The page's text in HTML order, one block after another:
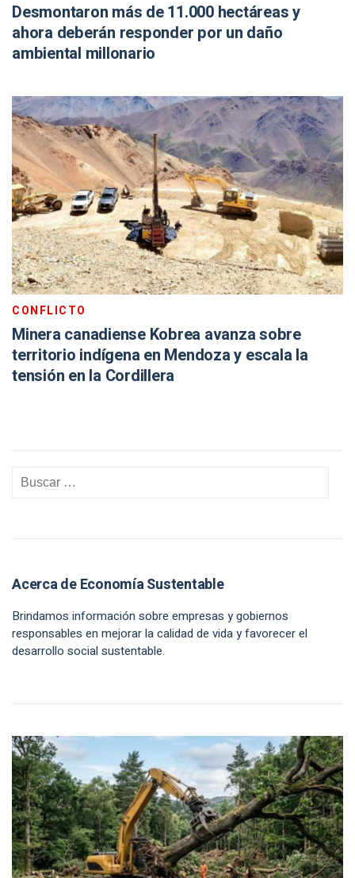
Desmontaron más de 11.000 hectáreas y
ahora deberán responder por un daño
ambiental millonario
CONFLICTO
Minera canadiense Kobrea avanza sobre
territorio indígena en Mendoza y escala la
tensión en la Cordillera
Acerca de Economía Sustentable
Brindamos información sobre empresas y gobiernos
responsables en mejorar la calidad de vida y favorecer el
desarrollo social sustentable.